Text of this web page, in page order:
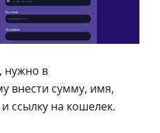
нужно в
внести сумму, имя,
ссылку на кошелек.